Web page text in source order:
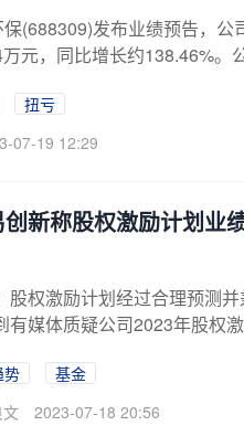
(688309)发布业绩预告，
元，同比增长约138.46%。
扭亏
07-19 12:29
新称股权激励计划业
股权激励计划经过合理预测
有媒体质疑公司2023年股权
势
基金
2023-07-18 20:56